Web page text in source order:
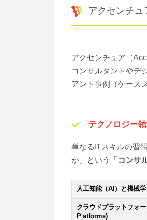
アクセンチ
アクセンチュア（
コンサルタントやデ
アント事例（ケース
テクノロジー
単なるITスキルの習
か」という「 コンサ
人工知能（AI）と機械
クラウドプラットフォ
Platforms)